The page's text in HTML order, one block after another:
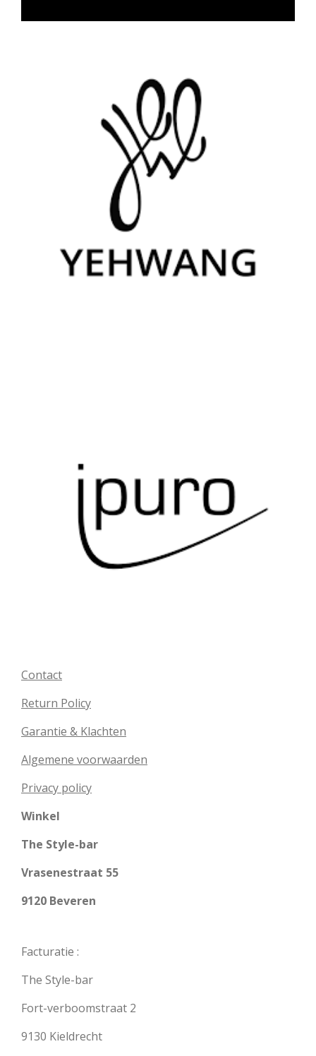
Contact
Return Policy
Garantie & Klachten
Algemene voorwaarden
Privacy policy
Winkel
The Style-bar
Vrasenestraat 55
9120 Beveren
Facturatie :
The Style-bar
Fort-verboomstraat 2
9130 Kieldrecht